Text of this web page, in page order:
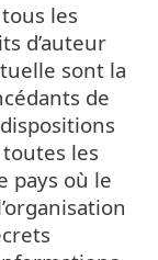
les
d’auteur
sont la
de
les
pays où le